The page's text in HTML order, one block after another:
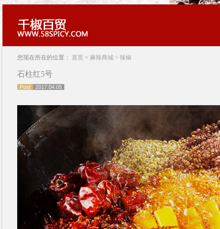
您现在所在的位置： 首页 > 麻辣商城 > 辣椒
石柱红5号
Post 2017.04.05